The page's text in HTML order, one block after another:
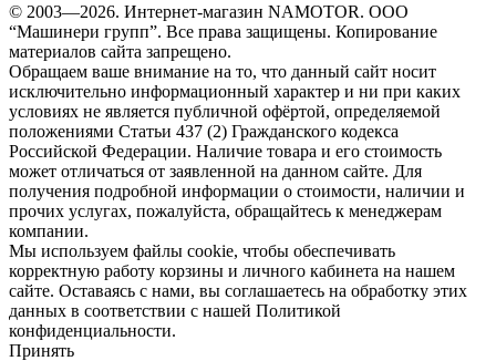
© 2003—2026. Интернет-магазин NAMOTOR. ООО
“Машинери групп”. Все права защищены. Копирование
материалов сайта запрещено.
Обращаем ваше внимание на то, что данный сайт носит
исключительно информационный характер и ни при каких
условиях не является публичной офёртой, определяемой
положениями Статьи 437 (2) Гражданского кодекса
Российской Федерации. Наличие товара и его стоимость
может отличаться от заявленной на данном сайте. Для
получения подробной информации о стоимости, наличии и
прочих услугах, пожалуйста, обращайтесь к менеджерам
компании.
Мы используем файлы cookie, чтобы обеспечивать
корректную работу корзины и личного кабинета на нашем
сайте. Оставаясь с нами, вы соглашаетесь на обработку этих
данных в соответствии с нашей Политикой
конфиденциальности.
Принять